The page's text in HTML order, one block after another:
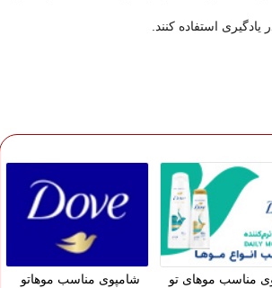
استفاده کنند.
مناسب موهای تو
شامپوی مناسب موهاتو